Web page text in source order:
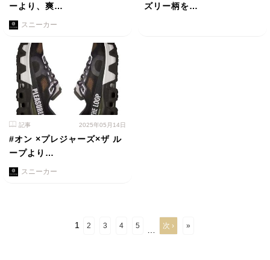
ーより、爽…
スニーカー
ズリー柄を…
記事 2025年05月14日
#オン ×プレジャーズ×ザ ル
ープより…
スニーカー
1 2 3 4 5 次 › »